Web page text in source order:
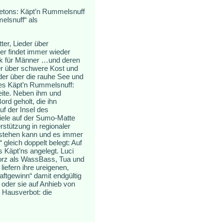
Käpt’n Rummelsnuff
als
Lieder über
findet immer wieder
für Männer …und deren
über schwere Kost und
über die rauhe See und
Käpt’n Rummelsnuff:
Neben ihm und
geholt, die ihn
der Insel des
auf der Sumo-Matte
in regionaler
kann und es immer
doppelt belegt: Auf
angelegt. Luci
als WassBass, Tua und
ihre ureigenen,
damit endgültig
sie auf Anhieb von
die